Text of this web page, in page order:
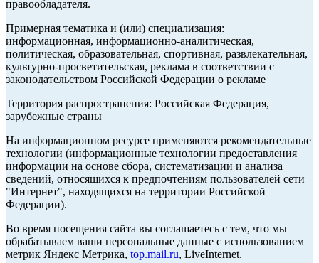
правообладателя.
Примерная тематика и (или) специализация:
информационная, информационно-аналитическая,
политическая, образовательная, спортивная, развлекательная,
культурно-просветительская, реклама в соответствии с
законодательством Российской Федерации о рекламе
Территория распространения: Российская Федерация,
зарубежные страны
На информационном ресурсе применяются рекомендательные
технологии (информационные технологии предоставления
информации на основе сбора, систематизации и анализа
сведений, относящихся к предпочтениям пользователей сети
"Интернет", находящихся на территории Российской
Федерации).
Во время посещения сайта вы соглашаетесь с тем, что мы
обрабатываем ваши персональные данные с использованием
метрик Яндекс Метрика, top.mail.ru, LiveInternet.